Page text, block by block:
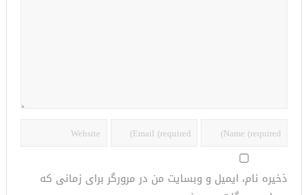
ذخیره نام، ایمیل و وبسایت من در مرورگر برای زمانی که